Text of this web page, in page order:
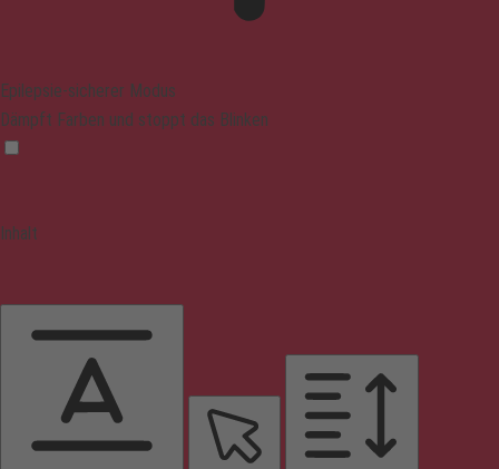
Epilepsie-sicherer Modus
Dämpft Farben und stoppt das Blinken
Inhalt